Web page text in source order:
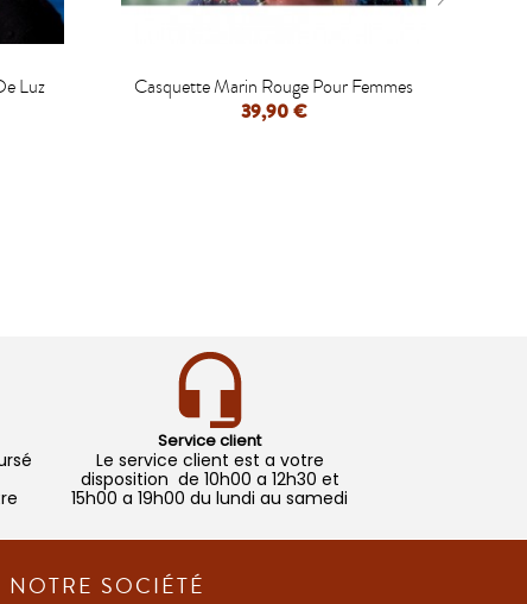
Luz Casquette Marin Rouge Pour Femmes
39,90 €
APERÇU RAPIDE
Service client
Le service client est a votre
disposition de 10h00 a 12h30 et
15h00 a 19h00 du lundi au samedi
NOTRE SOCIÉTÉ